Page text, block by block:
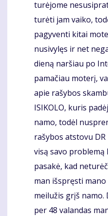
turėjome
turėti jam vaiko,
pagyventi kitai
nusivylęs ir net
dieną naršiau po
pamačiau moterį,
apie rašybos
ISIKOLO, kuris
namo, todėl
rašybos atstovu DR
visą savo problemą
pasakė, kad
man išspręsti
meilužis grįš namo.
per 48 valandas